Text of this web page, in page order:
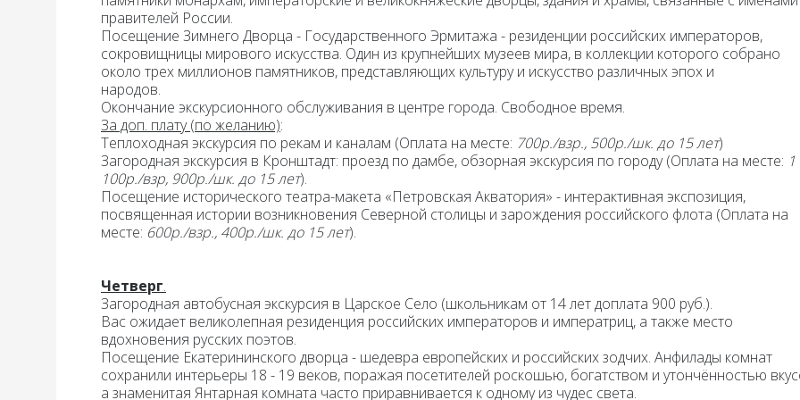
правителей России.
Посещение Зимнего Дворца - Государственного Эрмитажа - резиденции российских императоров,
сокровищницы мирового искусства. Один из крупнейших музеев мира, в коллекции которого собрано
около трех миллионов памятников, представляющих культуру и искусство различных эпох и
народов.
Окончание экскурсионного обслуживания в центре города. Свободное время.
За доп. плату (по желанию):
Теплоходная экскурсия по рекам и каналам (Оплата на месте: 700р./взр., 500р./шк. до 15 лет)
Загородная экскурсия в Кронштадт: проезд по дамбе, обзорная экскурсия по городу (Оплата на месте: 1
100р./взр, 900р./шк. до 15 лет).
Посещение исторического театра-макета «Петровская Акватория» - интерактивная экспозиция,
посвященная истории возникновения Северной столицы и зарождения российского флота (Оплата на
месте: 600р./взр., 400р./шк. до 15 лет).
Четверг.
Загородная автобусная экскурсия в Царское Село (школьникам от 14 лет доплата 900 руб.).
Вас ожидает великолепная резиденция российских императоров и императриц, а также место
вдохновения русских поэтов.
Посещение Екатерининского дворца - шедевра европейских и российских зодчих. Анфилады комнат
сохранили интерьеры 18 - 19 веков, поражая посетителей роскошью, богатством и утончённостью
а знаменитая Янтарная комната часто приравнивается к одному из чудес света.